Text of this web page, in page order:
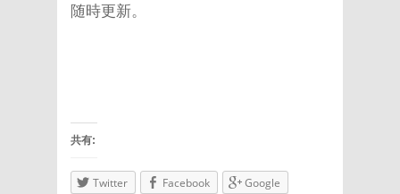
随時更新。
共有:
Twitter Facebook Google